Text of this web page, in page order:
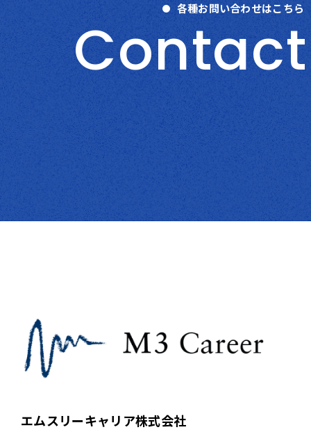
各種お問い合わせはこちら
Contact
エムスリーキャリア株式会社